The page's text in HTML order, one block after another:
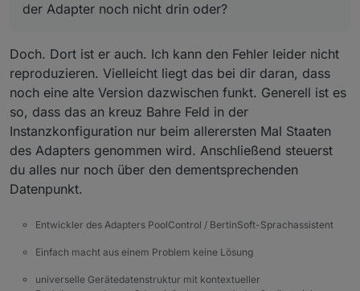
der Adapter noch nicht drin oder?
Doch. Dort ist er auch. Ich kann den Fehler leider nicht
reproduzieren. Vielleicht liegt das bei dir daran, dass
noch eine alte Version dazwischen funkt. Generell ist es
so, dass das an kreuz Bahre Feld in der
Instanzkonfiguration nur beim allerersten Mal Staaten
des Adapters genommen wird. Anschließend steuerst
du alles nur noch über den dementsprechenden
Datenpunkt.
Entwickler des Adapters PoolControl / BertinSoft-Sprachassistent
Einfach macht aus einem Problem keine Lösung
universelle Gerätedatenstruktur mit kontextueller